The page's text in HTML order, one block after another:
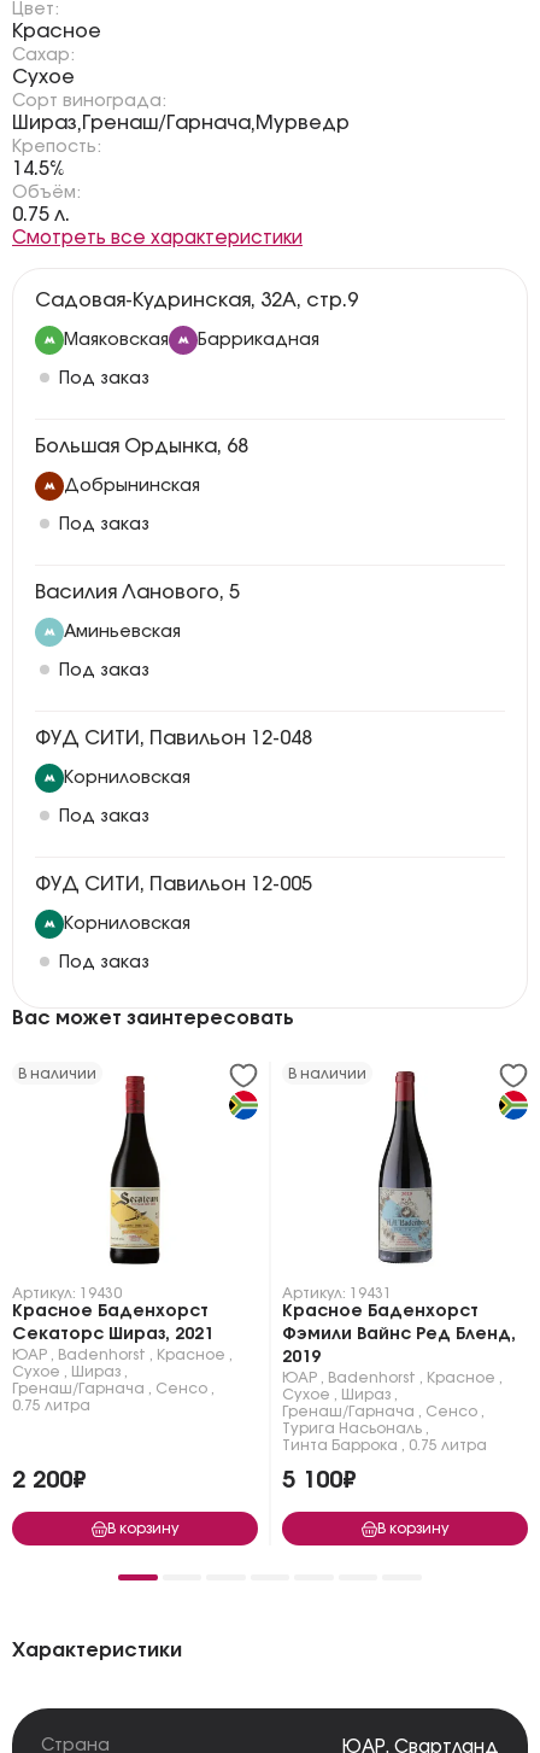
Цвет:
Красное
Сахар:
Сухое
Сорт винограда:
Шираз,Гренаш/Гарнача,Мурведр
Крепость:
14.5%
Объём:
0.75 л.
Смотреть все характеристики
Садовая-Кудринская, 32А, стр.9
Маяковская Баррикадная
Под заказ
Большая Ордынка, 68
Добрынинская
Под заказ
Василия Ланового, 5
Аминьевская
Под заказ
ФУД СИТИ, Павильон 12-048
Корниловская
Под заказ
ФУД СИТИ, Павильон 12-005
Корниловская
Под заказ
Вас может заинтересовать
В наличии
Артикул: 19430
Красное Баденхорст
Секаторс Шираз, 2021
ЮАР Badenhorst Красное
Сухое
Шираз
Гренаш/Гарнача
Сенсо
0.75 литра
2 200₽
В корзину
В наличии
Артикул: 19431
Красное Баденхорст
Фэмили Вайнс Ред Бленд,
2019
ЮАР Badenhorst Красное
Сухое
Шираз
Гренаш/Гарнача
Сенсо
Турига Насьональ
Тинта Баррока
0.75 литра
5 100₽
В корзину
Характеристики
Страна ЮАР, Свартланд